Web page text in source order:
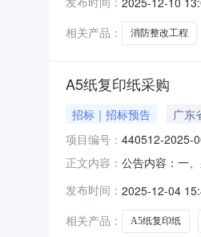
说明：粤价函
机
相关产品：
消防整改工程
A5纸复印纸采购
招标｜招标预告 广东
项目编号： 440512-2025-
正文内容： 公告内容：一
0415:17:33
发布时间： 2025-12-04
相关产品：
A5纸复印纸